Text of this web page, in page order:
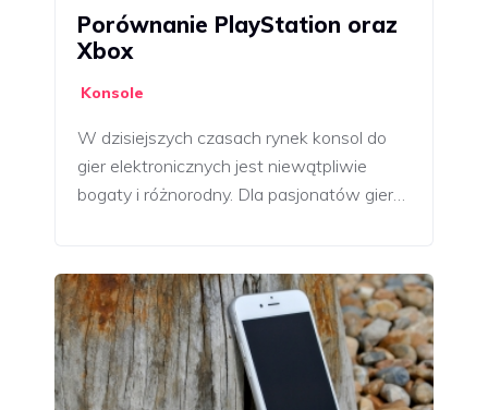
Porównanie PlayStation oraz
Xbox
Konsole
W dzisiejszych czasach rynek konsol do
gier elektronicznych jest niewątpliwie
bogaty i różnorodny. Dla pasjonatów gier…